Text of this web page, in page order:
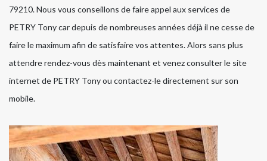
79210. Nous vous conseillons de faire appel aux services de
PETRY Tony car depuis de nombreuses années déjà il ne cesse de
faire le maximum afin de satisfaire vos attentes. Alors sans plus
attendre rendez-vous dès maintenant et venez consulter le site
internet de PETRY Tony ou contactez-le directement sur son
mobile.